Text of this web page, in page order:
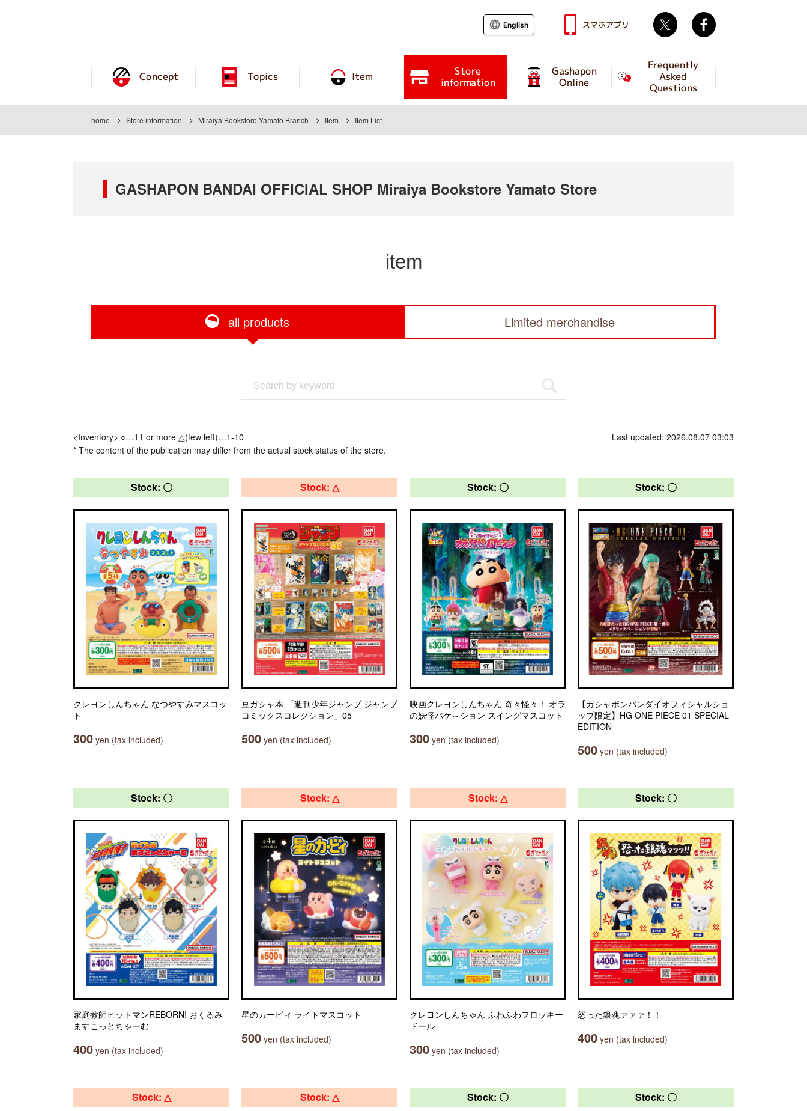
Concept Topics Item Store
information
Gashapon
Online
Frequently
Asked
Questions
English スマホアプリ Twitter
home Store information Miraiya Bookstore Yamato Branch Item Item List
GASHAPON BANDAI OFFICIAL SHOP Miraiya Bookstore Yamato Store
item
all products Limited merchandise
<Inventory> ○…11 or more △(few left)…1-10
* The content of the publication may differ from the actual stock status of the store.
Last updated: 2026.08.07 03:03
Stock: 〇
クレヨンしんちゃん なつやすみマスコッ
ト
300 yen (tax included)
Stock: △
豆ガシャ本 「週刊少年ジャンプ ジャンプ
コミックスコレクション」05
500 yen (tax included)
Stock: 〇
映画クレヨンしんちゃん 奇々怪々！ オラ
の妖怪バケ～ション スイングマスコット
300 yen (tax included)
Stock: 〇
【ガシャポンバンダイオフィシャルショ
ップ限定】HG ONE PIECE 01 SPECIAL
EDITION
500 yen (tax included)
Stock: 〇
家庭教師ヒットマンREBORN! おくるみ
ますこっとちゃーむ
400 yen (tax included)
Stock: △
星のカービィ ライトマスコット
500 yen (tax included)
Stock: △
クレヨンしんちゃん ふわふわフロッキー
ドール
300 yen (tax included)
Stock: 〇
怒った銀魂ァァァ！！
400 yen (tax included)
Stock: △ Stock: △ Stock: 〇 Stock: 〇